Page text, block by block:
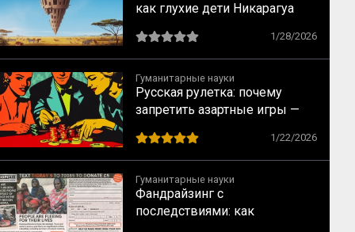
как глухие дети Никарагуа
было (и как на их примере
создаются субкультуры)
1/28/2026
Гуманитарные науки
Русская рулетка: почему
запретить азартные игры —
понедельники
1/22/2026
Гуманитарные науки
Фандрайзинг с
последствиями: как